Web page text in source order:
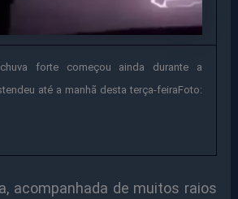
forte começou ainda durante a
até a manhã desta terça-feiraFoto:
acompanhada de muitos raios